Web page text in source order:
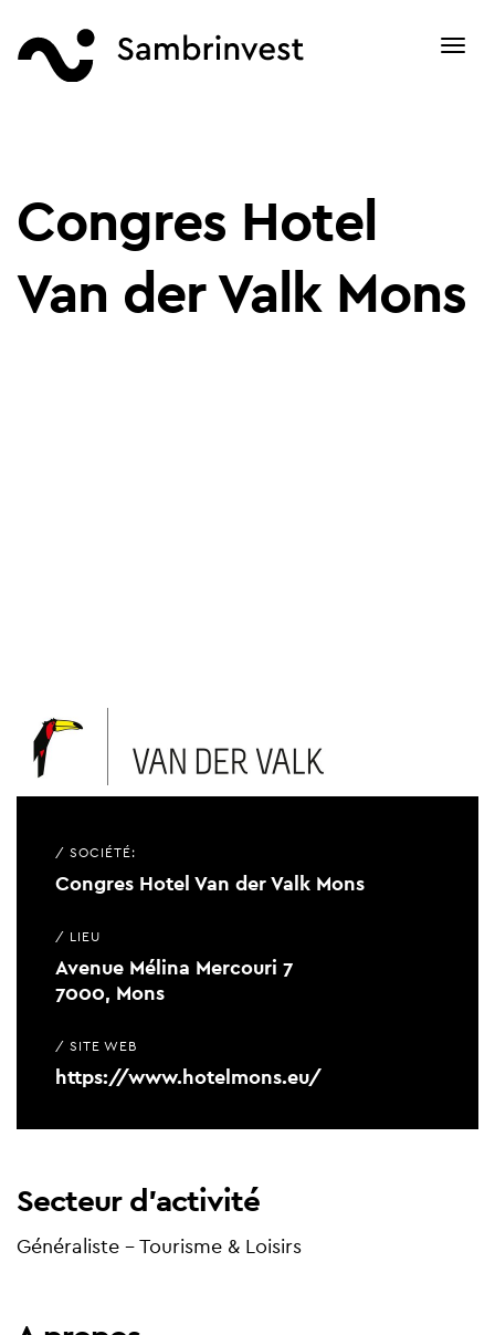
Congres Hotel
Van der Valk Mons
/ SOCIÉTÉ:
Congres Hotel Van der Valk Mons
/ LIEU
Avenue Mélina Mercouri 7
7000, Mons
/ SITE WEB
https://www.hotelmons.eu/
Secteur d'activité
Généraliste - Tourisme & Loisirs